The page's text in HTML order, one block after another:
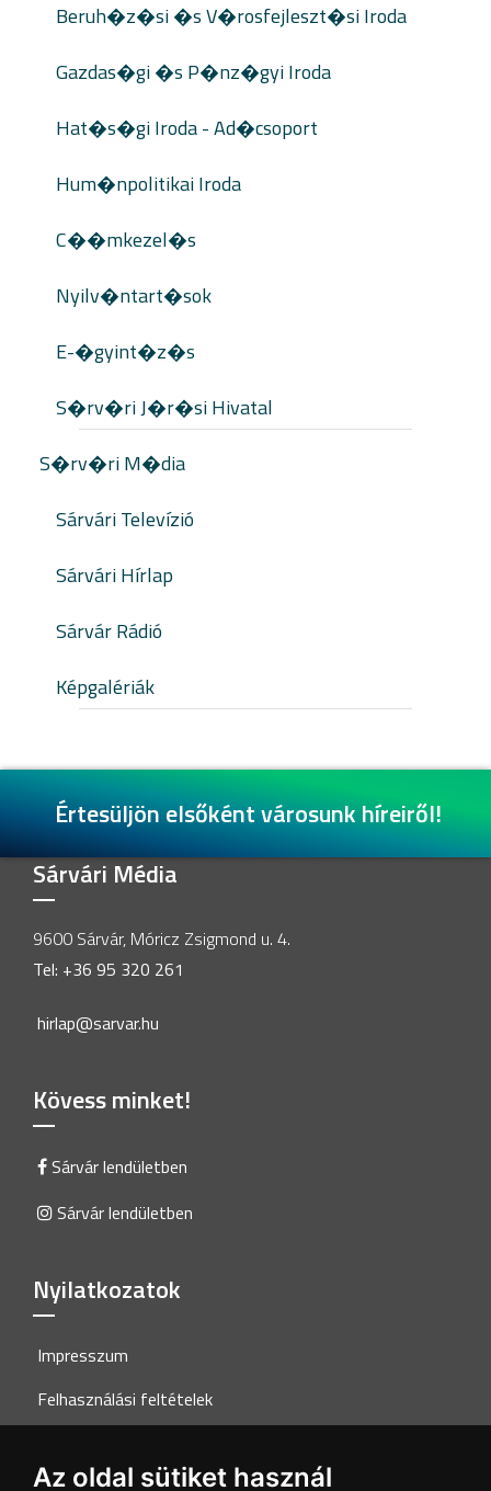
Az oldal sütiket használ
Beruh�z�si �s V�rosfejleszt�si Iroda
Gazdas�gi �s P�nz�gyi Iroda
Hat�s�gi Iroda - Ad�csoport
Hum�npolitikai Iroda
C��mkezel�s
Nyilv�ntart�sok
E-�gyint�z�s
S�rv�ri J�r�si Hivatal
S�rv�ri M�dia
Sárvári Televízió
Sárvári Hírlap
Sárvár Rádió
Képgalériák
Értesüljön elsőként városunk híreiről!
Sárvári Média
9600 Sárvár, Móricz Zsigmond u. 4.
Tel: +36 95 320 261
hirlap@sarvar.hu
Kövess minket!
Sárvár lendületben
Sárvár lendületben
Nyilatkozatok
Impresszum
Felhasználási feltételek